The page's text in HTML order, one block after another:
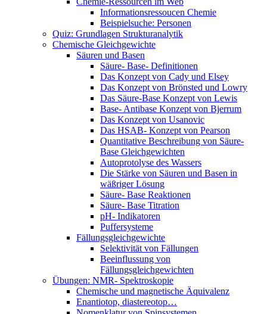
Informationsressoucen Chemie
Beispielsuche: Personen
Quiz: Grundlagen Strukturanalytik
Chemische Gleichgewichte
Säuren und Basen
Säure- Base- Definitionen
Das Konzept von Cady und Elsey
Das Konzept von Brönsted und Lowry
Das Säure-Base Konzept von Lewis
Base- Antibase Konzept von Bjerrum
Das Konzept von Usanovic
Das HSAB- Konzept von Pearson
Quantitative Beschreibung von Säure-
Base Gleichgewichten
Autoprotolyse des Wassers
Die Stärke von Säuren und Basen in
wäßriger Lösung
Säure- Base Reaktionen
Säure- Base Titration
pH- Indikatoren
Puffersysteme
Fällungsgleichgewichte
Selektivität von Fällungen
Beeinflussung von
Fällungsgleichgewichten
Übungen: NMR- Spektroskopie
Chemische und magnetische Äquivalenz
Enantiotop, diastereotop…